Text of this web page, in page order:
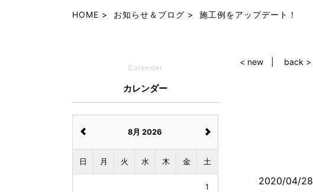
HOME お知らせ＆ブログ 施工例をアップデート！
< new back >
2020/04/28
Calender
カレンダー
8月 2026
日 月 火 水 木 金 土
1